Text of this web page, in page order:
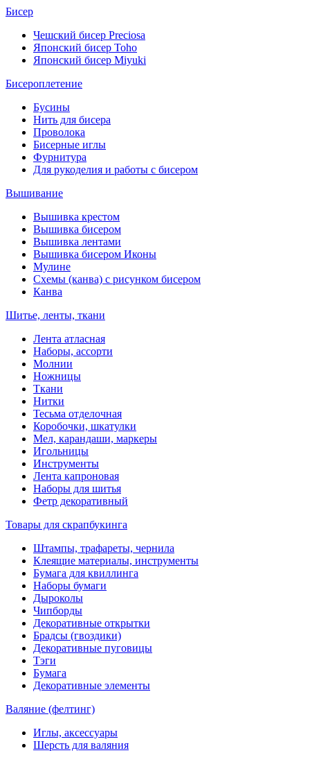
Бисер
Чешский бисер Preciosa
Японский бисер Toho
Японский бисер Miyuki
Бисероплетение
Бусины
Нить для бисера
Проволока
Бисерные иглы
Фурнитура
Для рукоделия и работы с бисером
Вышивание
Вышивка крестом
Вышивка бисером
Вышивка лентами
Вышивка бисером Иконы
Мулине
Схемы (канва) с рисунком бисером
Канва
Шитье, ленты, ткани
Лента атласная
Наборы, ассорти
Молнии
Ножницы
Ткани
Нитки
Тесьма отделочная
Коробочки, шкатулки
Мел, карандаши, маркеры
Игольницы
Инструменты
Лента капроновая
Наборы для шитья
Фетр декоративный
Товары для скрапбукинга
Штампы, трафареты, чернила
Клеящие материалы, инструменты
Бумага для квиллинга
Наборы бумаги
Дыроколы
Чипборды
Декоративные открытки
Брадсы (гвоздики)
Декоративные пуговицы
Тэги
Бумага
Декоративные элементы
Валяние (фелтинг)
Иглы, аксессуары
Шерсть для валяния